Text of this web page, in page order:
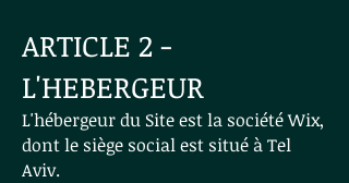
ARTICLE 2 -
L'HEBERGEUR
L'hébergeur du Site est la société Wix,
dont le siège social est situé à Tel
Aviv.